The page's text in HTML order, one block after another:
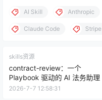
AI Skill Anthropic
Claude Code Stripe
skills资源
contract-review：一个
Playbook 驱动的 AI 法务助理
2026-7-7 12:58:31